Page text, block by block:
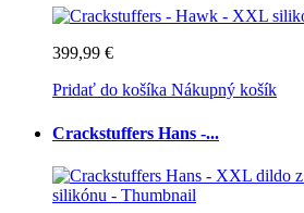
399,99 €
Pridať do košíka Nákupný košík
Crackstuffers Hans -...